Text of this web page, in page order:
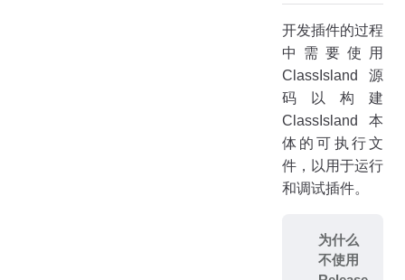
开发插件的过程
中需要使用
ClassIsland 源
码以构建
ClassIsland 本
体的可执行文
件，以用于运行
和调试插件。
为什么
不使用